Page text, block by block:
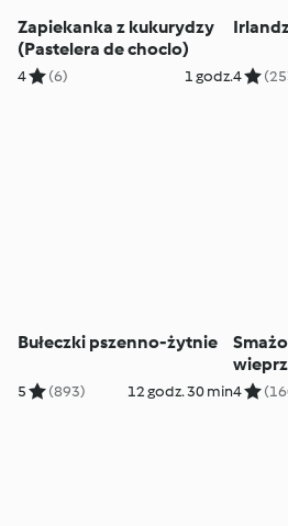
Zapiekanka z kukurydzy
(Pastelera de choclo)
4 (6) 1 godz.4
Bułeczki pszenno-żytnie
5 (893) 12 godz. 30 min4